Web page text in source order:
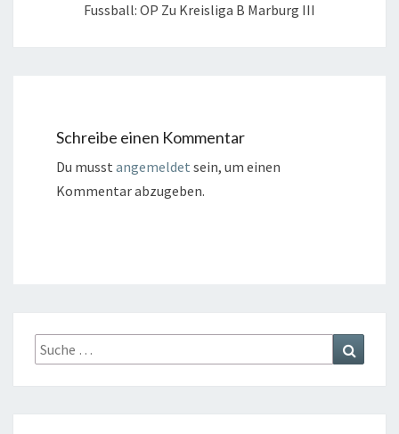
Fussball: OP Zu Kreisliga B Marburg III
Schreibe einen Kommentar
Du musst angemeldet sein, um einen
Kommentar abzugeben.
Suche
nach: